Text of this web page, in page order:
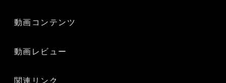
動画コンテンツ
動画レビュー
関連リンク